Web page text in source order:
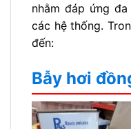
nhằm đáp ứng
các hệ thống.
đến:
Bẫy hơi